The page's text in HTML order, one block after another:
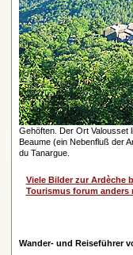
Gehöften. Der Ort Valousset
Beaume (ein Nebenfluß der
du Tanargue.
Viele Bilder zur Ardèche
Tourismus forum anders
Wander- und Reiseführer